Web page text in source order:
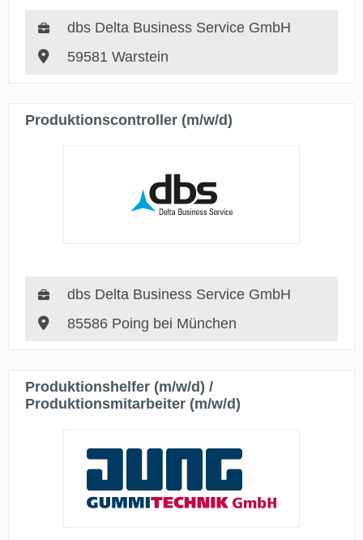
dbs Delta Business Service GmbH
59581 Warstein
Produktionscontroller (m/w/d)
dbs Delta Business Service GmbH
85586 Poing bei München
Produktionshelfer (m/w/d) /
Produktionsmitarbeiter (m/w/d)